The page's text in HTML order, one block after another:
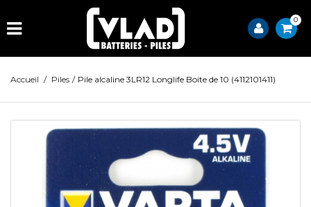
0
Accueil / Piles / Pile alcaline 3LR12 Longlife Boite de 10 (4112101411)